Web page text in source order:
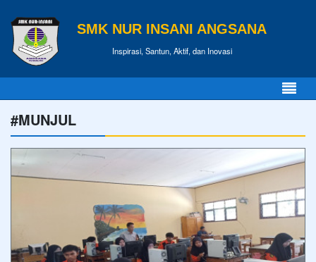
SMK NUR INSANI ANGSANA
Inspirasi, Santun, Aktif, dan Inovasi
#MUNJUL